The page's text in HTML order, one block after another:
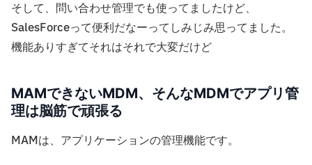
そして、問い合わせ管理でも使ってましたけど、
SalesForceって便利だなーってしみじみ思ってました。
機能ありすぎてそれはそれで大変だけど
MAMできないMDM、そんなMDMでアプリ管
理は脳筋で頑張る
MAMは、アプリケーションの管理機能です。